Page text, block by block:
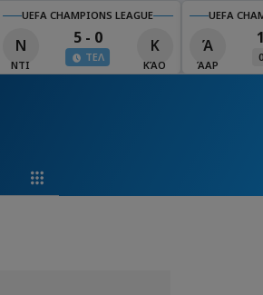
UEFA CHAMPIONS LEAGUE
Ν
ΝΤΙ
5 - 0
ΤΕΛ
Κ
ΚΆΟ
UEFA
Ά
ΆΑΡ